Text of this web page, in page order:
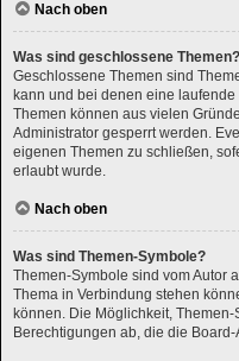
Nach oben
Was sind geschlossene Themen?
Geschlossene Themen sind
kann und bei denen eine
Themen können aus vielen
Administrator gesperrt werden.
eigenen Themen zu schließen,
erlaubt wurde.
Nach oben
Was sind Themen-Symbole?
Themen-Symbole sind vom Autor
Thema in Verbindung stehen
können. Die Möglichkeit,
Berechtigungen ab, die die